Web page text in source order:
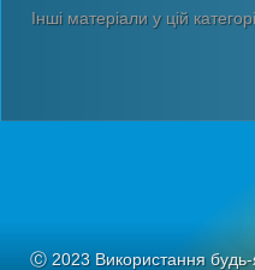
Інші матеріали у цій
Ⓒ 2023 Використання будь-